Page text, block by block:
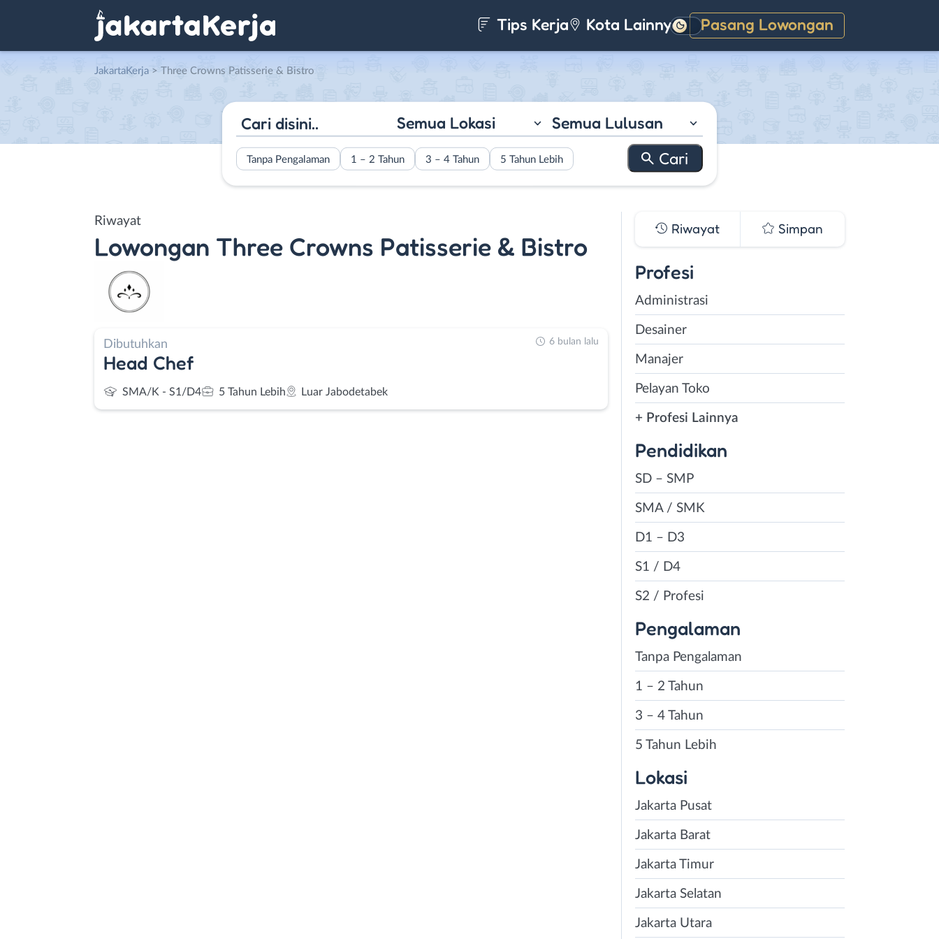
Tips Kerja Kota Lainnya Pasang Lowongan
Gelap
JakartaKerja > Three Crowns Patisserie & Bistro
Semua Lokasi Semua Lulusan
Tanpa Pengalaman 1 – 2 Tahun 3 – 4 Tahun 5 Tahun Lebih
Riwayat
Lowongan Three Crowns Patisserie & Bistro
Dibutuhkan
Head Chef
SMA/K - S1/D4 5 Tahun Lebih Luar Jabodetabek
6 bulan lalu
Riwayat Simpan
Profesi
Administrasi
Desainer
Manajer
Pelayan Toko
+ Profesi Lainnya
Pendidikan
SD – SMP
SMA / SMK
D1 – D3
S1 / D4
S2 / Profesi
Pengalaman
Tanpa Pengalaman
1 – 2 Tahun
3 – 4 Tahun
5 Tahun Lebih
Lokasi
Jakarta Pusat
Jakarta Barat
Jakarta Timur
Jakarta Selatan
Jakarta Utara